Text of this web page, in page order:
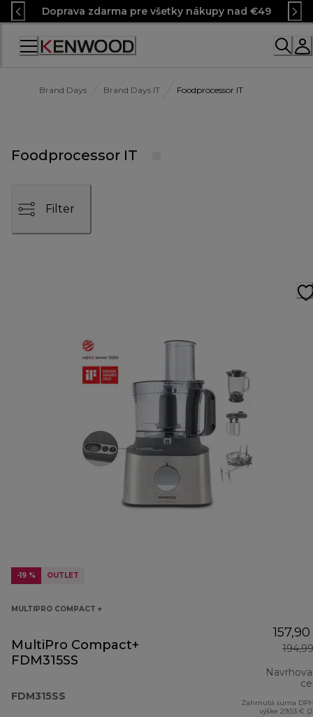
Skip
to
Content
Doprava zdarma pre všetky nákupy nad €49
Brand Days Brand Days IT Foodprocessor IT
Foodprocessor IT
Filter
-19 % OUTLET
MULTIPRO COMPACT +
MultiPro Compact+
FDM315SS
FDM315SS
Zahrnutá suma
výške 29,53 €